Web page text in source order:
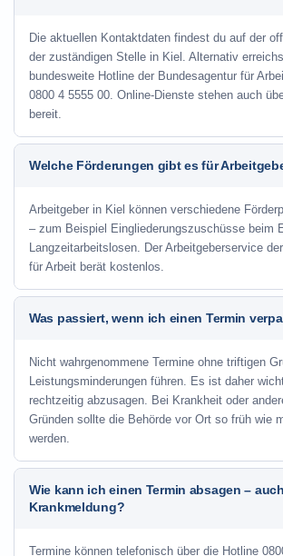
Die aktuellen Kontaktdaten findest du auf der
der zuständigen Stelle in Kiel. Alternativ
bundesweite Hotline der Bundesagentur für
0800 4 5555 00. Online-Dienste stehen auch
bereit.
Welche Förderungen gibt es für
Arbeitgeber in Kiel können verschiedene
– zum Beispiel Eingliederungszuschüsse beim
Langzeitarbeitslosen. Der Arbeitgeberservice
für Arbeit berät kostenlos.
Was passiert, wenn ich einen Termin
Nicht wahrgenommene Termine ohne triftigen
Leistungsminderungen führen. Es ist daher
rechtzeitig abzusagen. Bei Krankheit oder
Gründen sollte die Behörde vor Ort so früh wie
werden.
Wie kann ich einen Termin absagen –
Krankmeldung?
Termine können telefonisch über die Hotline